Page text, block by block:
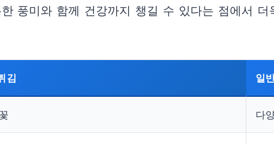
풍미와 함께 건강까지 챙길 수 있다는 점에서
김 일
다